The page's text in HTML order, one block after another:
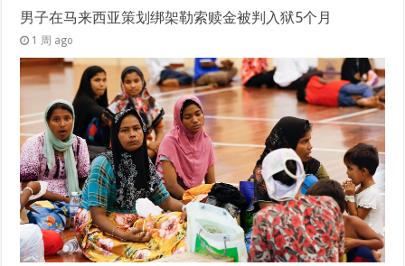
男子在马来西亚策划绑架勒索赎金被判入狱5个月
1 周 ago